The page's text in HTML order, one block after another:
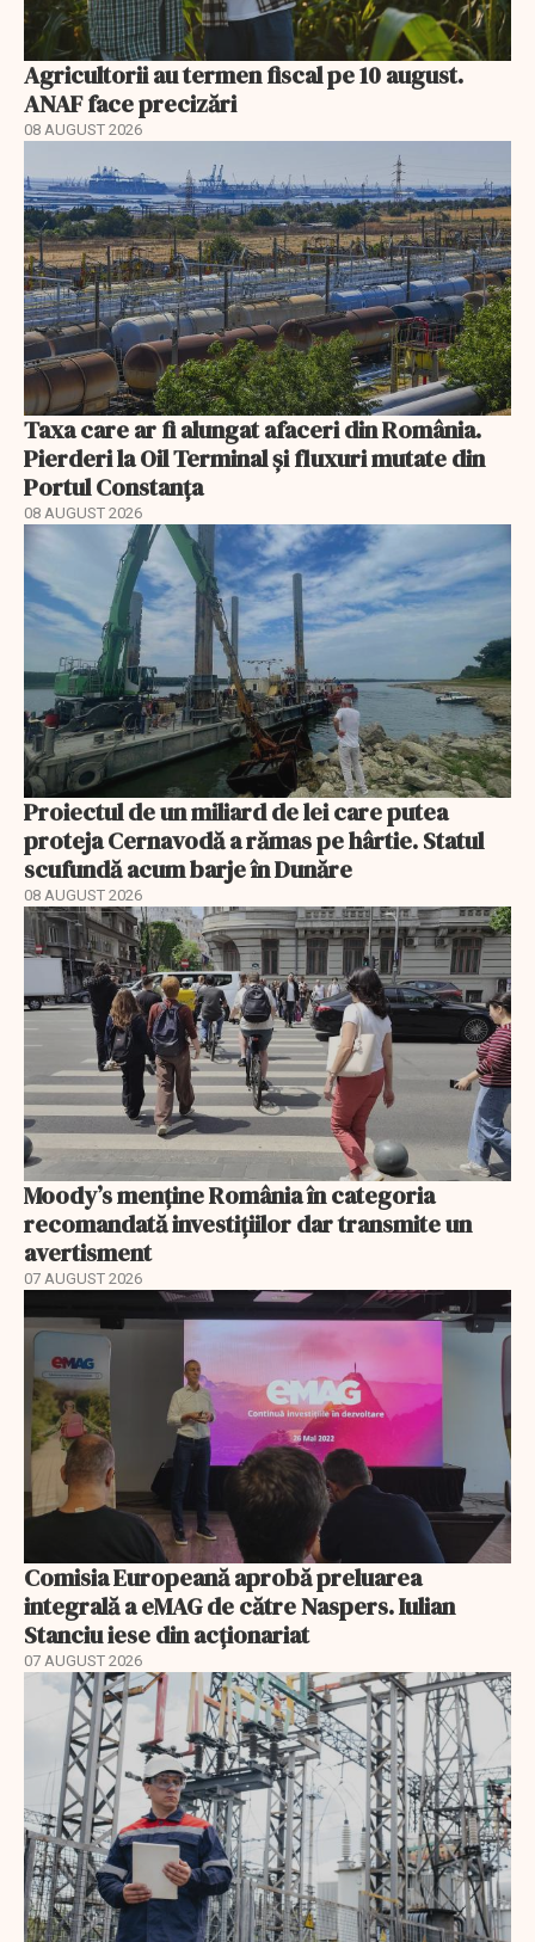
Agricultorii au termen fiscal pe 10 august.
ANAF face precizări
08 AUGUST 2026
Taxa care ar fi alungat afaceri din România.
Pierderi la Oil Terminal și fluxuri mutate din
Portul Constanța
08 AUGUST 2026
Proiectul de un miliard de lei care putea
proteja Cernavodă a rămas pe hârtie. Statul
scufundă acum barje în Dunăre
08 AUGUST 2026
Moody’s menține România în categoria
recomandată investițiilor dar transmite un
avertisment
07 AUGUST 2026
Comisia Europeană aprobă preluarea
integrală a eMAG de către Naspers. Iulian
Stanciu iese din acționariat
07 AUGUST 2026